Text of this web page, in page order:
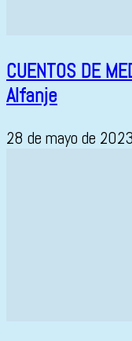
CUENTOS DE
Alfanje
28 de mayo de 2023